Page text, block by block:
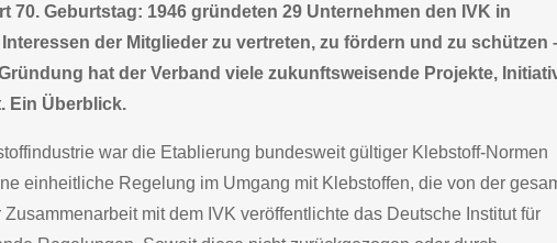
70. Geburtstag: 1946 gründeten 29 Unternehmen den IVK in
der Mitglieder zu vertreten, zu fördern und zu schützen
hat der Verband viele zukunftsweisende Projekte,
Ein Überblick.
war die Etablierung bundesweit gültiger Klebstoff-Normen
einheitliche Regelung im Umgang mit Klebstoffen, die von der
mit dem IVK veröffentlichte das Deutsche Institut für